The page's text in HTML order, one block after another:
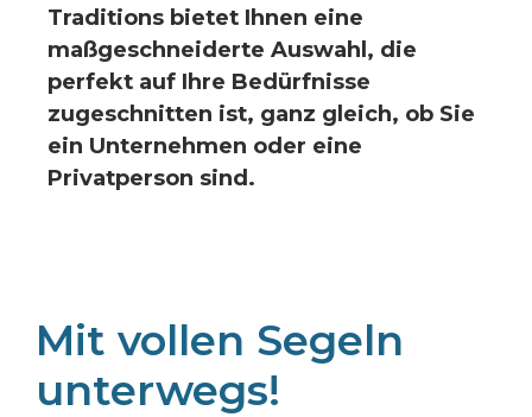
Traditions bietet Ihnen eine
maßgeschneiderte Auswahl, die
perfekt auf Ihre Bedürfnisse
zugeschnitten ist, ganz gleich, ob Sie
ein Unternehmen oder eine
Privatperson sind.
Mit vollen Segeln
unterwegs!